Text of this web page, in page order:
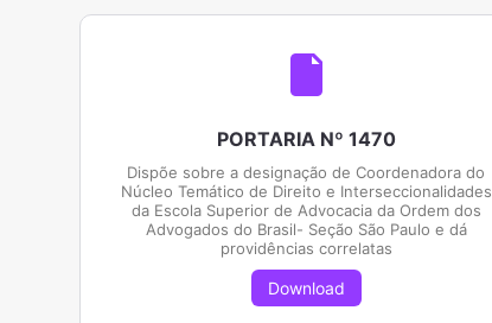
PORTARIA Nº 1470
Dispõe sobre a designação de Coordenadora do
Núcleo Temático de Direito e Interseccionalidades
da Escola Superior de Advocacia da Ordem dos
Advogados do Brasil- Seção São Paulo e dá
providências correlatas
Download